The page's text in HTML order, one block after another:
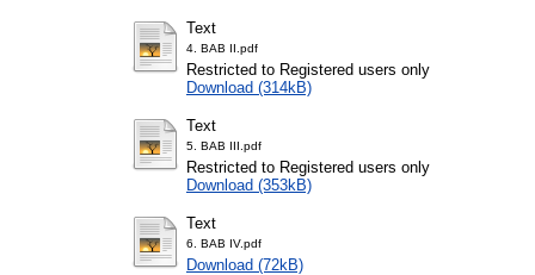
Text
4. BAB II.pdf
Restricted to Registered users only
Download (314kB)
Text
5. BAB III.pdf
Restricted to Registered users only
Download (353kB)
Text
6. BAB IV.pdf
Download (72kB)